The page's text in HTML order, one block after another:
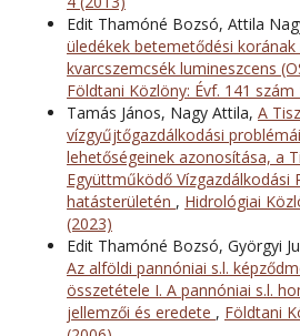
Edit Thamóné Bozsó, Attila
üledékek betemetődési
kvarcszemcsék lumineszcens
Földtani Közlöny: Évf. 141 szám
Tamás János, Nagy Attila, A
vízgyűjtőgazdálkodási
lehetőségeinek azonosítása, a
Együttműködő Vízgazdálkodási
hatásterületén , Hidrológiai
(2023)
Edit Thamóné Bozsó, Györgyi
Az alföldi pannóniai s.l.
összetétele I. A pannóniai s.l.
jellemzői és eredete , Földtani